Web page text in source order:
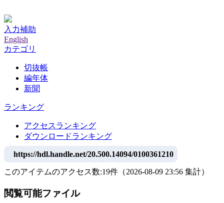
入力補助
English
カテゴリ
切抜帳
編年体
新聞
ランキング
アクセスランキング
ダウンロードランキング
https://hdl.handle.net/20.500.14094/0100361210
このアイテムのアクセス数:19件 （2026-08-09 23:56 集計）
閲覧可能ファイル